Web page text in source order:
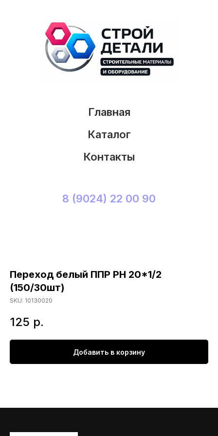
Главная
Каталог
Контакты
8 (9024) 22 00 90
Переход белый ППР РН 20*1/2
(150/30шт)
SKU: 10130020
125 р.
Добавить в корзину